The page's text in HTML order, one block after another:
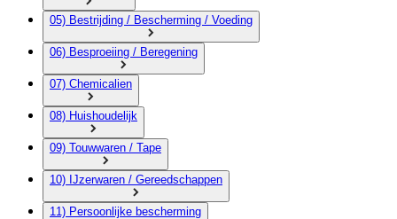
05) Bestrijding / Bescherming / Voeding
06) Besproeiing / Beregening
07) Chemicalien
08) Huishoudelijk
09) Touwwaren / Tape
10) IJzerwaren / Gereedschappen
11) Persoonlijke bescherming